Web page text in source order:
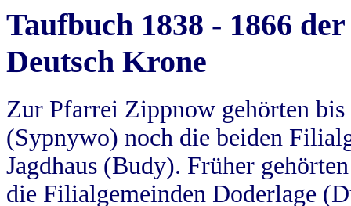
Taufbuch 1838 - 1866
Deutsch Krone
Zur Pfarrei Zippnow gehörten
(Sypnywo) noch die beiden
Jagdhaus (Budy). Früher
die Filialgemeinden Doderlage